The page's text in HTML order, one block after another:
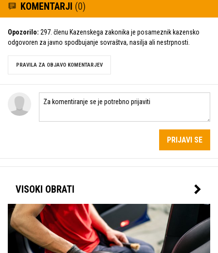
KOMENTARJI (0)
Opozorilo: 297. členu Kazenskega zakonika je posameznik kazensko
odgovoren za javno spodbujanje sovraštva, nasilja ali nestrpnosti.
PRAVILA ZA OBJAVO KOMENTARJEV
PRIJAVI SE
VISOKI OBRATI